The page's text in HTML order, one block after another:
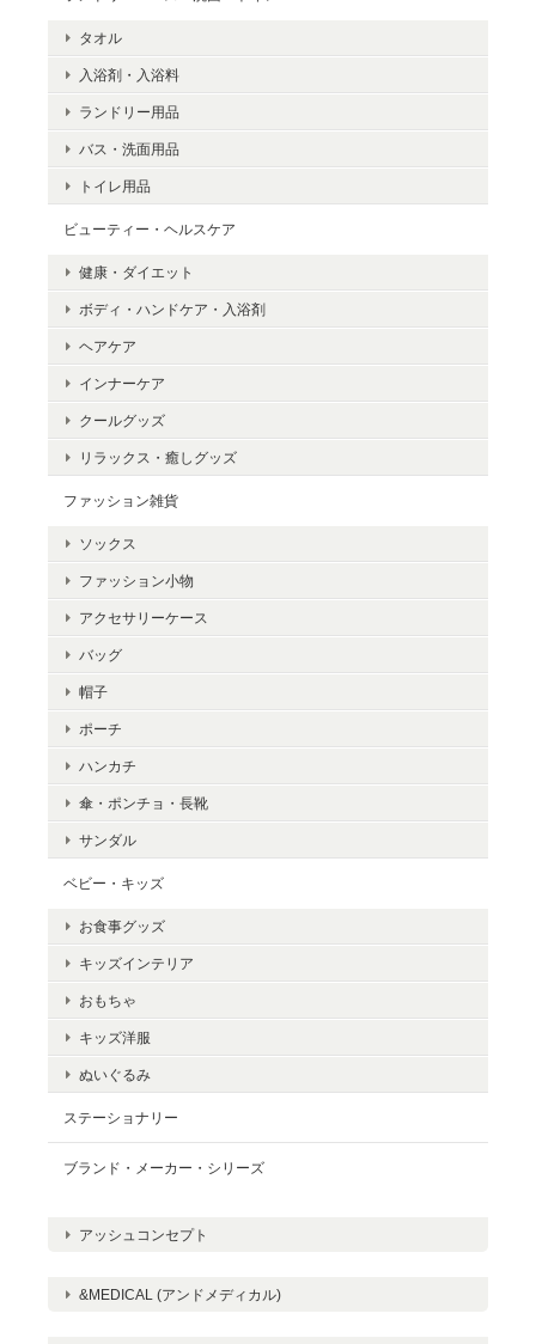
タオル
入浴剤・入浴料
ランドリー用品
バス・洗面用品
トイレ用品
ビューティー・ヘルスケア
健康・ダイエット
ボディ・ハンドケア・入浴剤
ヘアケア
インナーケア
クールグッズ
リラックス・癒しグッズ
ファッション雑貨
ソックス
ファッション小物
アクセサリーケース
バッグ
帽子
ポーチ
ハンカチ
傘・ポンチョ・長靴
サンダル
ベビー・キッズ
お食事グッズ
キッズインテリア
おもちゃ
キッズ洋服
ぬいぐるみ
ステーショナリー
ブランド・メーカー・シリーズ
アッシュコンセプト
&MEDICAL (アンドメディカル)